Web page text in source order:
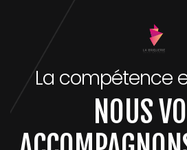
La compétence
NOUS